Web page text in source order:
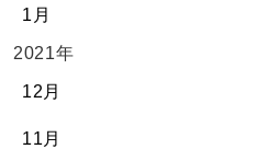
1月
2021年
12月
11月